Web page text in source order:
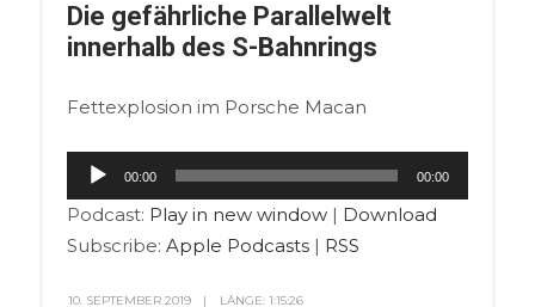
Die gefährliche Parallelwelt
innerhalb des S-Bahnrings
Fettexplosion im Porsche Macan
Audio-
Player
00:00 00:00
Podcast: Play in new window| Download
Subscribe: Apple Podcasts| RSS
10. SEPTEMBER 2019 LÄNGE: 1:15:26